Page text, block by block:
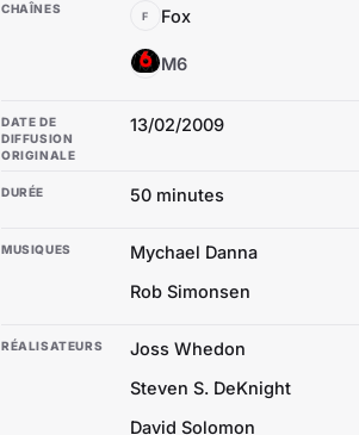
CHAÎNES F Fox
M M6
DATE DE
DIFFUSION
ORIGINALE
13/02/2009
DURÉE 50 minutes
MUSIQUES
Mychael Danna
Rob Simonsen
RÉALISATEURS
Joss Whedon
Steven S. DeKnight
David Solomon